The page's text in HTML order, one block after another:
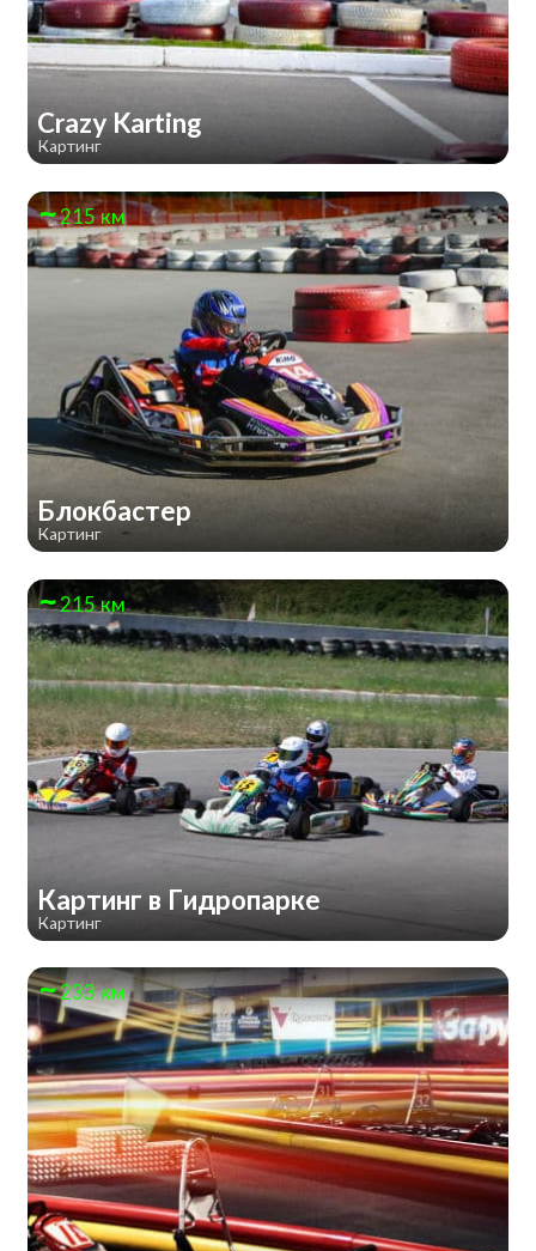
Crazy Karting
Картинг
215 км
Блокбастер
Картинг
215 км
Картинг в Гидропарке
Картинг
233 км